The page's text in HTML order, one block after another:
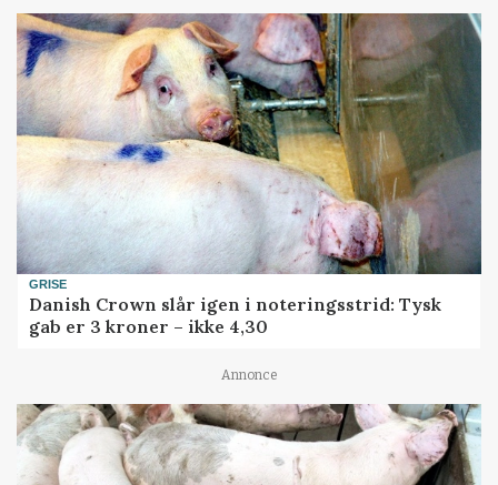
GRISE
Danish Crown slår igen i noteringsstrid: Tysk
gab er 3 kroner – ikke 4,30
Annonce